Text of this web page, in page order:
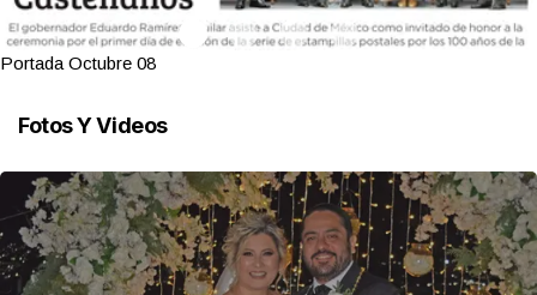
Portada Octubre 08
Fotos Y Videos